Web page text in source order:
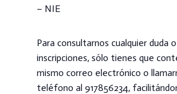
– NIE
Para consultarnos cualquier duda
inscripciones, sólo tienes que
mismo correo electrónico o
teléfono al 917856234,